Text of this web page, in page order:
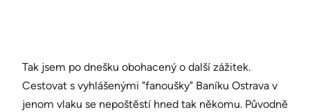
Tak jsem po dnešku obohacený o další zážitek.
Cestovat s vyhlášenými "fanoušky" Baníku Ostrava v
jenom vlaku se nepoštěstí hned tak někomu. Původně